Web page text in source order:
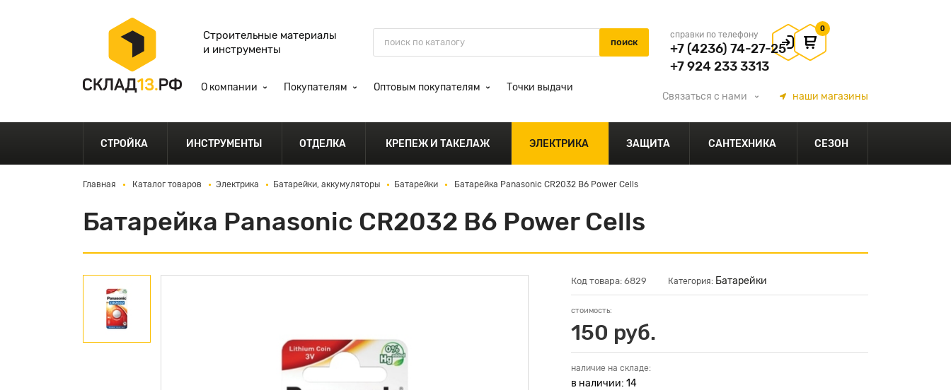
Строительные материалы
и инструменты
справки по телефону
+7 (4236) 74-27-25
+7 924 233 3313
0
О компании Покупателям Оптовым покупателям Точки выдачи
Связаться с нами наши магазины
СТРОЙКА ИНСТРУМЕНТЫ ОТДЕЛКА КРЕПЕЖ И ТАКЕЛАЖ ЭЛЕКТРИКА ЗАЩИТА САНТЕХНИКА СЕЗОН
Главная Каталог товаров Электрика Батарейки, аккумуляторы Батарейки Батарейка Panasonic CR2032 B6 Power Cells
Батарейка Panasonic CR2032 B6 Power Cells
Код товара: 6829 Категория: Батарейки
стоимость:
150 руб.
наличие на складе:
в наличии: 14